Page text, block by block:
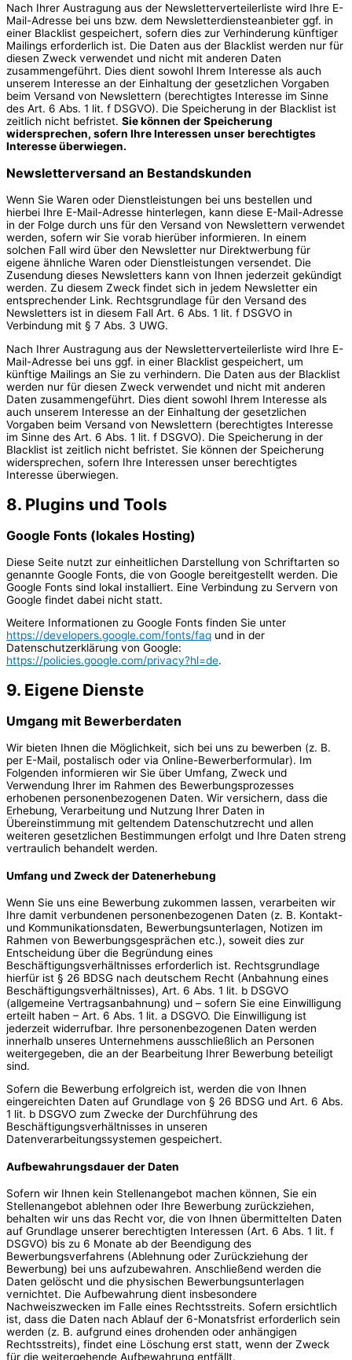
Nach Ihrer Austragung aus der Newsletterverteilerliste wird Ihre E-
Mail-Adresse bei uns bzw. dem Newsletterdiensteanbieter ggf. in
einer Blacklist gespeichert, sofern dies zur Verhinderung künftiger
Mailings erforderlich ist. Die Daten aus der Blacklist werden nur für
diesen Zweck verwendet und nicht mit anderen Daten
zusammengeführt. Dies dient sowohl Ihrem Interesse als auch
unserem Interesse an der Einhaltung der gesetzlichen Vorgaben
beim Versand von Newslettern (berechtigtes Interesse im Sinne
des Art. 6 Abs. 1 lit. f DSGVO). Die Speicherung in der Blacklist ist
zeitlich nicht befristet. Sie können der Speicherung
widersprechen, sofern Ihre Interessen unser berechtigtes
Interesse überwiegen.
Newsletterversand an Bestandskunden
Wenn Sie Waren oder Dienstleistungen bei uns bestellen und
hierbei Ihre E-Mail-Adresse hinterlegen, kann diese E-Mail-Adresse
in der Folge durch uns für den Versand von Newslettern verwendet
werden, sofern wir Sie vorab hierüber informieren. In einem
solchen Fall wird über den Newsletter nur Direktwerbung für
eigene ähnliche Waren oder Dienstleistungen versendet. Die
Zusendung dieses Newsletters kann von Ihnen jederzeit gekündigt
werden. Zu diesem Zweck findet sich in jedem Newsletter ein
entsprechender Link. Rechtsgrundlage für den Versand des
Newsletters ist in diesem Fall Art. 6 Abs. 1 lit. f DSGVO in
Verbindung mit § 7 Abs. 3 UWG.
Nach Ihrer Austragung aus der Newsletterverteilerliste wird Ihre E-
Mail-Adresse bei uns ggf. in einer Blacklist gespeichert, um
künftige Mailings an Sie zu verhindern. Die Daten aus der Blacklist
werden nur für diesen Zweck verwendet und nicht mit anderen
Daten zusammengeführt. Dies dient sowohl Ihrem Interesse als
auch unserem Interesse an der Einhaltung der gesetzlichen
Vorgaben beim Versand von Newslettern (berechtigtes Interesse
im Sinne des Art. 6 Abs. 1 lit. f DSGVO). Die Speicherung in der
Blacklist ist zeitlich nicht befristet. Sie können der Speicherung
widersprechen, sofern Ihre Interessen unser berechtigtes
Interesse überwiegen.
8. Plugins und Tools
Google Fonts (lokales Hosting)
Diese Seite nutzt zur einheitlichen Darstellung von Schriftarten so
genannte Google Fonts, die von Google bereitgestellt werden. Die
Google Fonts sind lokal installiert. Eine Verbindung zu Servern von
Google findet dabei nicht statt.
Weitere Informationen zu Google Fonts finden Sie unter
https://developers.google.com/fonts/faq und in der
Datenschutzerklärung von Google:
https://policies.google.com/privacy?hl=de.
9. Eigene Dienste
Umgang mit Bewerberdaten
Wir bieten Ihnen die Möglichkeit, sich bei uns zu bewerben (z. B.
per E-Mail, postalisch oder via Online-Bewerberformular). Im
Folgenden informieren wir Sie über Umfang, Zweck und
Verwendung Ihrer im Rahmen des Bewerbungsprozesses
erhobenen personenbezogenen Daten. Wir versichern, dass die
Erhebung, Verarbeitung und Nutzung Ihrer Daten in
Übereinstimmung mit geltendem Datenschutzrecht und allen
weiteren gesetzlichen Bestimmungen erfolgt und Ihre Daten streng
vertraulich behandelt werden.
Umfang und Zweck der Datenerhebung
Wenn Sie uns eine Bewerbung zukommen lassen, verarbeiten wir
Ihre damit verbundenen personenbezogenen Daten (z. B. Kontakt-
und Kommunikationsdaten, Bewerbungsunterlagen, Notizen im
Rahmen von Bewerbungsgesprächen etc.), soweit dies zur
Entscheidung über die Begründung eines
Beschäftigungsverhältnisses erforderlich ist. Rechtsgrundlage
hierfür ist § 26 BDSG nach deutschem Recht (Anbahnung eines
Beschäftigungsverhältnisses), Art. 6 Abs. 1 lit. b DSGVO
(allgemeine Vertragsanbahnung) und – sofern Sie eine Einwilligung
erteilt haben – Art. 6 Abs. 1 lit. a DSGVO. Die Einwilligung ist
jederzeit widerrufbar. Ihre personenbezogenen Daten werden
innerhalb unseres Unternehmens ausschließlich an Personen
weitergegeben, die an der Bearbeitung Ihrer Bewerbung beteiligt
sind.
Sofern die Bewerbung erfolgreich ist, werden die von Ihnen
eingereichten Daten auf Grundlage von § 26 BDSG und Art. 6 Abs.
1 lit. b DSGVO zum Zwecke der Durchführung des
Beschäftigungsverhältnisses in unseren
Datenverarbeitungssystemen gespeichert.
Aufbewahrungsdauer der Daten
Sofern wir Ihnen kein Stellenangebot machen können, Sie ein
Stellenangebot ablehnen oder Ihre Bewerbung zurückziehen,
behalten wir uns das Recht vor, die von Ihnen übermittelten Daten
auf Grundlage unserer berechtigten Interessen (Art. 6 Abs. 1 lit. f
DSGVO) bis zu 6 Monate ab der Beendigung des
Bewerbungsverfahrens (Ablehnung oder Zurückziehung der
Bewerbung) bei uns aufzubewahren. Anschließend werden die
Daten gelöscht und die physischen Bewerbungsunterlagen
vernichtet. Die Aufbewahrung dient insbesondere
Nachweiszwecken im Falle eines Rechtsstreits. Sofern ersichtlich
ist, dass die Daten nach Ablauf der 6-Monatsfrist erforderlich sein
werden (z. B. aufgrund eines drohenden oder anhängigen
Rechtsstreits), findet eine Löschung erst statt, wenn der Zweck
für die weitergehende Aufbewahrung entfällt.